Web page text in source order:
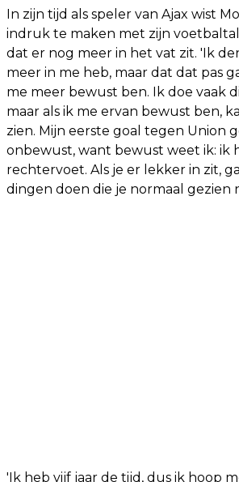
In zijn tijd als speler van Ajax wist
indruk te maken met zijn
dat er nog meer in het vat zit. 'Ik
meer in me heb, maar dat dat pas
me meer bewust ben. Ik doe vaak
maar als ik me ervan bewust ben,
zien. Mijn eerste goal tegen Union
onbewust, want bewust weet ik: ik
rechtervoet. Als je er lekker in zit,
dingen doen die je normaal gezien
'Ik heb vijf jaar de tijd, dus ik hoop